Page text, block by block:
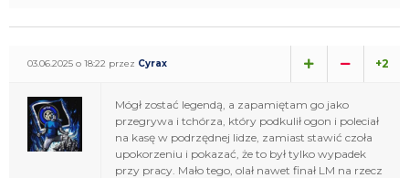
03.06.2025 o 18:22 przez Cyrax +2
Mógł zostać legendą, a zapamiętam go jako
przegrywa i tchórza, który podkulił ogon i poleciał
na kasę w podrzędnej lidze, zamiast stawić czoła
upokorzeniu i pokazać, że to był tylko wypadek
przy pracy. Mało tego, olał nawet finał LM na rzecz